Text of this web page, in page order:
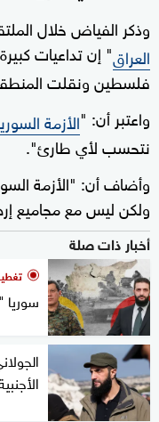
وذكر الفياض خلال
العراق" إن تداعيات
فلسطين ونقلت
واعتبر أن: "الأزمة
نتحسب لأي طارئ".
وأضاف أن: "الأزمة
ولكن ليس مع مجاميع
أخبار ذات صلة
سوريا